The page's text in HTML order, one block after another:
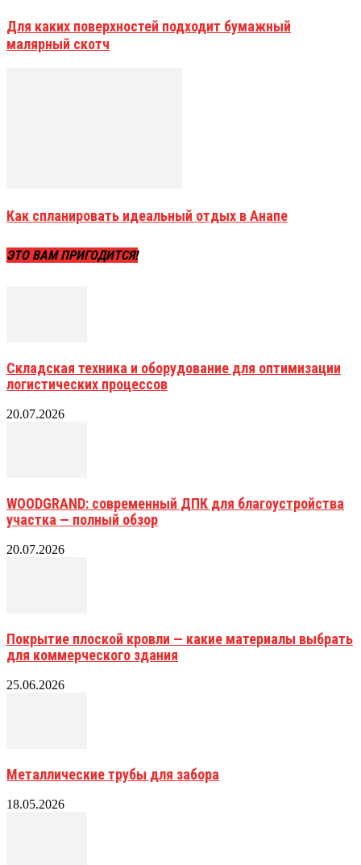
Для каких поверхностей подходит бумажный
малярный скотч
Как спланировать идеальный отдых в Анапе
ЭТО ВАМ ПРИГОДИТСЯ!
Складская техника и оборудование для оптимизации
логистических процессов
20.07.2026
WOODGRAND: современный ДПК для благоустройства
участка — полный обзор
20.07.2026
Покрытие плоской кровли — какие материалы выбрать
для коммерческого здания
25.06.2026
Металлические трубы для забора
18.05.2026